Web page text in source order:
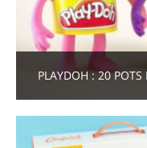
PLAYDOH : 20